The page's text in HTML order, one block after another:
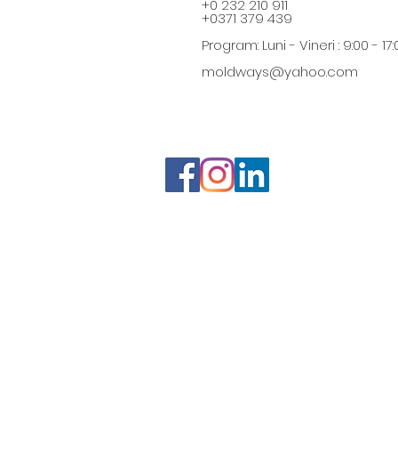
+0 232 210 911
+0371 379 439
Program: Luni - Vineri : 9:00 -
moldways@yahoo.com